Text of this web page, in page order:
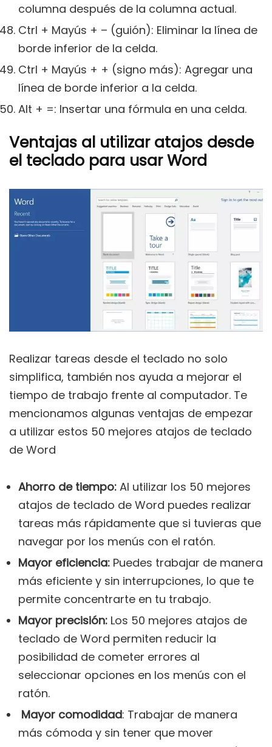
columna después de la columna actual.
Ctrl + Mayús + – (guión): Eliminar la línea de
borde inferior de la celda.
Ctrl + Mayús + + (signo más): Agregar una
línea de borde inferior a la celda.
Alt + =: Insertar una fórmula en una celda.
Ventajas al utilizar atajos desde
el teclado para usar Word
Realizar tareas desde el teclado no solo
simplifica, también nos ayuda a mejorar el
tiempo de trabajo frente al computador. Te
mencionamos algunas ventajas de empezar
a utilizar estos 50 mejores atajos de teclado
de Word
Ahorro de tiempo: Al utilizar los 50 mejores
atajos de teclado de Word puedes realizar
tareas más rápidamente que si tuvieras que
navegar por los menús con el ratón.
Mayor eficiencia: Puedes trabajar de manera
más eficiente y sin interrupciones, lo que te
permite concentrarte en tu trabajo.
Mayor precisión: Los 50 mejores atajos de
teclado de Word permiten reducir la
posibilidad de cometer errores al
seleccionar opciones en los menús con el
ratón.
Mayor comodidad: Trabajar de manera
más cómoda y sin tener que mover